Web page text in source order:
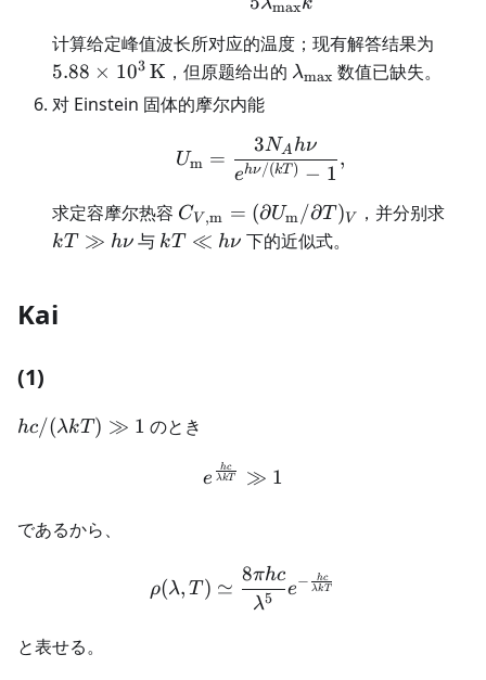
max
计算给定峰值波长所对应的温度；现有解答结果为
5.88 × 103 K ，但原题给出的 \lambda_{\max}
λmax 数值已缺失。
对 Einstein 固体的摩尔内能
U_{\mathrm
Um =
ehν/(kT) − 1
3NA hν
,
求定容摩尔热容 C_{V,\mathrm
m}=(\partial
CV ,m = (∂Um/∂T )V ，并分别求
kT ≫ hν 与 kT\ll
kT ≪ hν 下的近似式。
Kai
(1)
hc /
hc/(λkT ) ≫ 1 のとき
\begin{aligned}
e λkT
hc ≫ 1
であるから、
\begin{aligned} \rho
ρ(λ, T ) ≃
λ5
8πhc
e− λkT
hc
と表せる。